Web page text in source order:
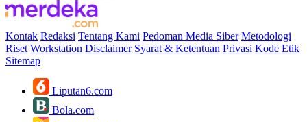
Kontak Redaksi Tentang Kami Pedoman Media Siber Metodologi
Riset Workstation Disclaimer Syarat & Ketentuan Privasi Kode Etik
Sitemap
Liputan6.com
Bola.com